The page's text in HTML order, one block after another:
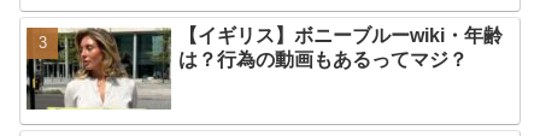
【イギリス】ボニーブルーwiki・年齢
は？行為の動画もあるってマジ？